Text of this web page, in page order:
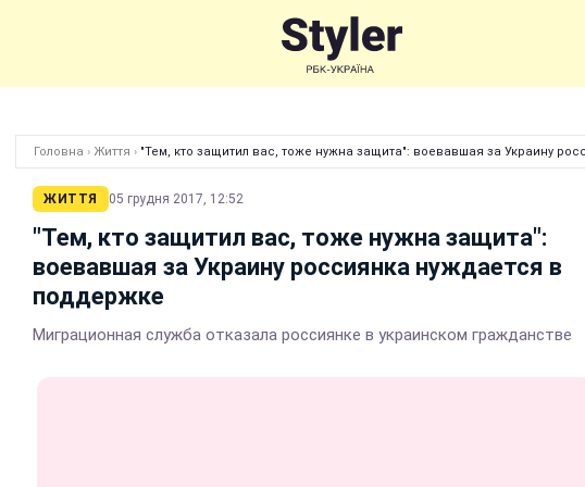
Головна › Життя › "Тем, кто защитил вас, тоже нужна защита": воевавшая за Украину
ЖИТТЯ 05 грудня 2017, 12:52
"Тем, кто защитил вас, тоже нужна защита":
воевавшая за Украину россиянка нуждается в
поддержке
Миграционная служба отказала россиянке в украинском гражданстве